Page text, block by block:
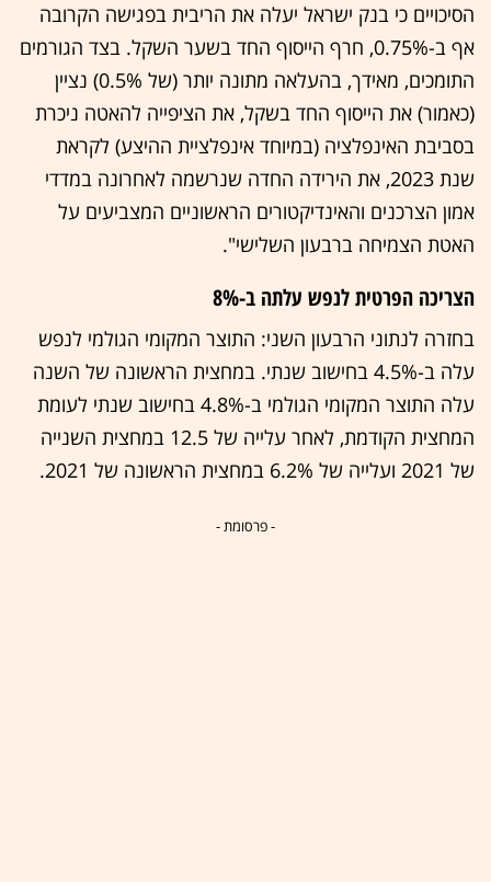
הסיכויים כי בנק ישראל יעלה את הריבית בפגישה הקרובה
אף ב-0.75%, חרף הייסוף החד בשער השקל. בצד הגורמים
התומכים, מאידך, בהעלאה מתונה יותר (של 0.5%) נציין
(כאמור) את הייסוף החד בשקל, את הציפייה להאטה ניכרת
בסביבת האינפלציה (במיוחד אינפלציית ההיצע) לקראת
שנת 2023, את הירידה החדה שנרשמה לאחרונה במדדי
אמון הצרכנים והאינדיקטורים הראשוניים המצביעים על
האטת הצמיחה ברבעון השלישי".
הצריכה הפרטית לנפש עלתה ב-8%
בחזרה לנתוני הרבעון השני: התוצר המקומי הגולמי לנפש
עלה ב-4.5% בחישוב שנתי. במחצית הראשונה של השנה
עלה התוצר המקומי הגולמי ב-4.8% בחישוב שנתי לעומת
המחצית הקודמת, לאחר עלייה של 12.5 במחצית השנייה
של 2021 ועלייה של 6.2% במחצית הראשונה של 2021.
- פרסומת -